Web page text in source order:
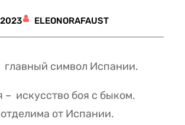
2023 ELEONORAFAUST
символ Испании.
– искусство боя с быком.
от Испании.